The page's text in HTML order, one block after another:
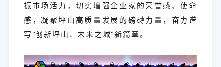
振市场活力，切实增强企业家的荣誉感、使命
感，凝聚坪山高质量发展的磅礴力量，奋力谱
写“创新坪山、未来之城”新篇章。